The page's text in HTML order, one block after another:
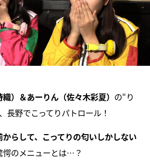
）＆あーりん（佐々木彩夏） の“り
長野でこってりパトロール！
からして、こってりの匂いしかしない
愕のメニューとは…？